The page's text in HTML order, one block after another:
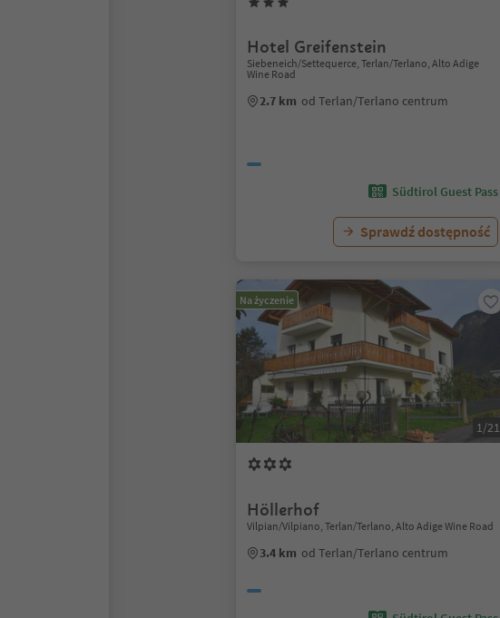
Hotel Greifenstein
Siebeneich/Settequerce, Terlan/Terlano, Alto Adige
Wine Road
2.7 km od Terlan/Terlano centrum
Südtirol Guest Pass
Sprawdź dostępność
Na życzenie
1/21
Höllerhof
Vilpian/Vilpiano, Terlan/Terlano, Alto Adige Wine Road
3.4 km od Terlan/Terlano centrum